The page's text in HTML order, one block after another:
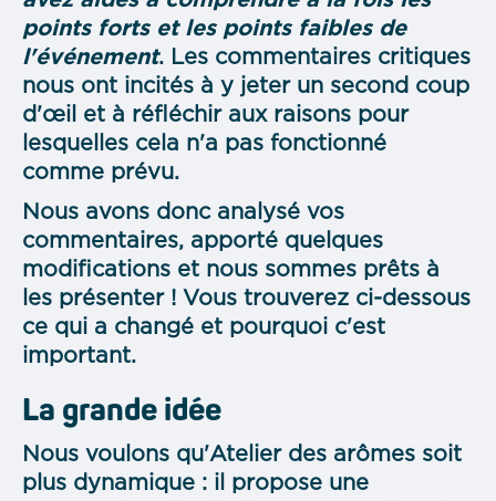
points forts et les points faibles de
l'événement. Les commentaires critiques
nous ont incités à y jeter un second coup
d'œil et à réfléchir aux raisons pour
lesquelles cela n'a pas fonctionné
comme prévu.
Nous avons donc analysé vos
commentaires, apporté quelques
modifications et nous sommes prêts à
les présenter ! Vous trouverez ci-dessous
ce qui a changé et pourquoi c'est
important.
La grande idée
Nous voulons qu'Atelier des arômes soit
plus dynamique : il propose une